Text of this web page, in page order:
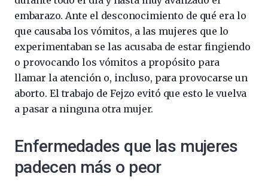
embarazo. Ante el desconocimiento de qué era lo
que causaba los vómitos, a las mujeres que lo
experimentaban se las acusaba de estar fingiendo
o provocando los vómitos a propósito para
llamar la atención o, incluso, para provocarse un
aborto. El trabajo de Fejzo evitó que esto le vuelva
a pasar a ninguna otra mujer.
Enfermedades que las mujeres
padecen más o peor